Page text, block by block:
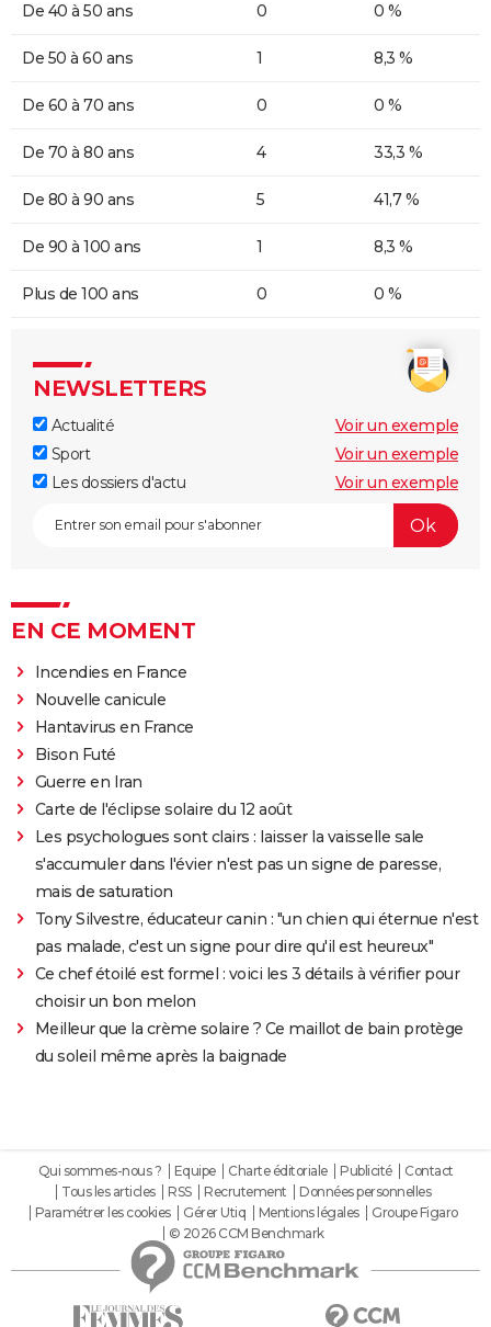
De 40 à 50 ans 0 0 %
De 50 à 60 ans 1 8,3 %
De 60 à 70 ans 0 0 %
De 70 à 80 ans 4 33,3 %
De 80 à 90 ans 5 41,7 %
De 90 à 100 ans 1 8,3 %
Plus de 100 ans 0 0 %
NEWSLETTERS
Actualité
Voir un exemple
Sport
Voir un exemple
Les dossiers d'actu
Voir un exemple
EN CE MOMENT
Incendies en France
Nouvelle canicule
Hantavirus en France
Bison Futé
Guerre en Iran
Carte de l'éclipse solaire du 12 août
Les psychologues sont clairs : laisser la vaisselle sale
s'accumuler dans l'évier n'est pas un signe de paresse,
mais de saturation
Tony Silvestre, éducateur canin : "un chien qui éternue n'est
pas malade, c'est un signe pour dire qu'il est heureux"
Ce chef étoilé est formel : voici les 3 détails à vérifier pour
choisir un bon melon
Meilleur que la crème solaire ? Ce maillot de bain protège
du soleil même après la baignade
Qui sommes-nous ? Equipe Charte éditoriale Publicité
Contact
Tous les articles
RSS Recrutement
Données personnelles
Paramétrer les cookies
Gérer Utiq Mentions légales
Groupe Figaro
© 2026 CCM Benchmark